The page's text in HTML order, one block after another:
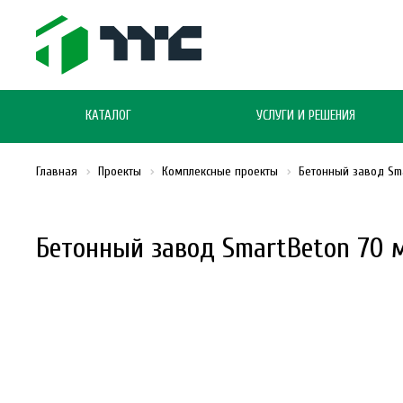
КАТАЛОГ УСЛУГИ И РЕШЕНИЯ
Бетонный завод SmartBeton 70
Главная Проекты Комплексные проекты Бетонный завод